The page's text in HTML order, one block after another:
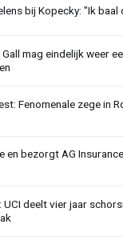
bij Kopecky: "Ik
mag eindelijk weer
Fenomenale zege in
en bezorgt AG
deelt vier jaar